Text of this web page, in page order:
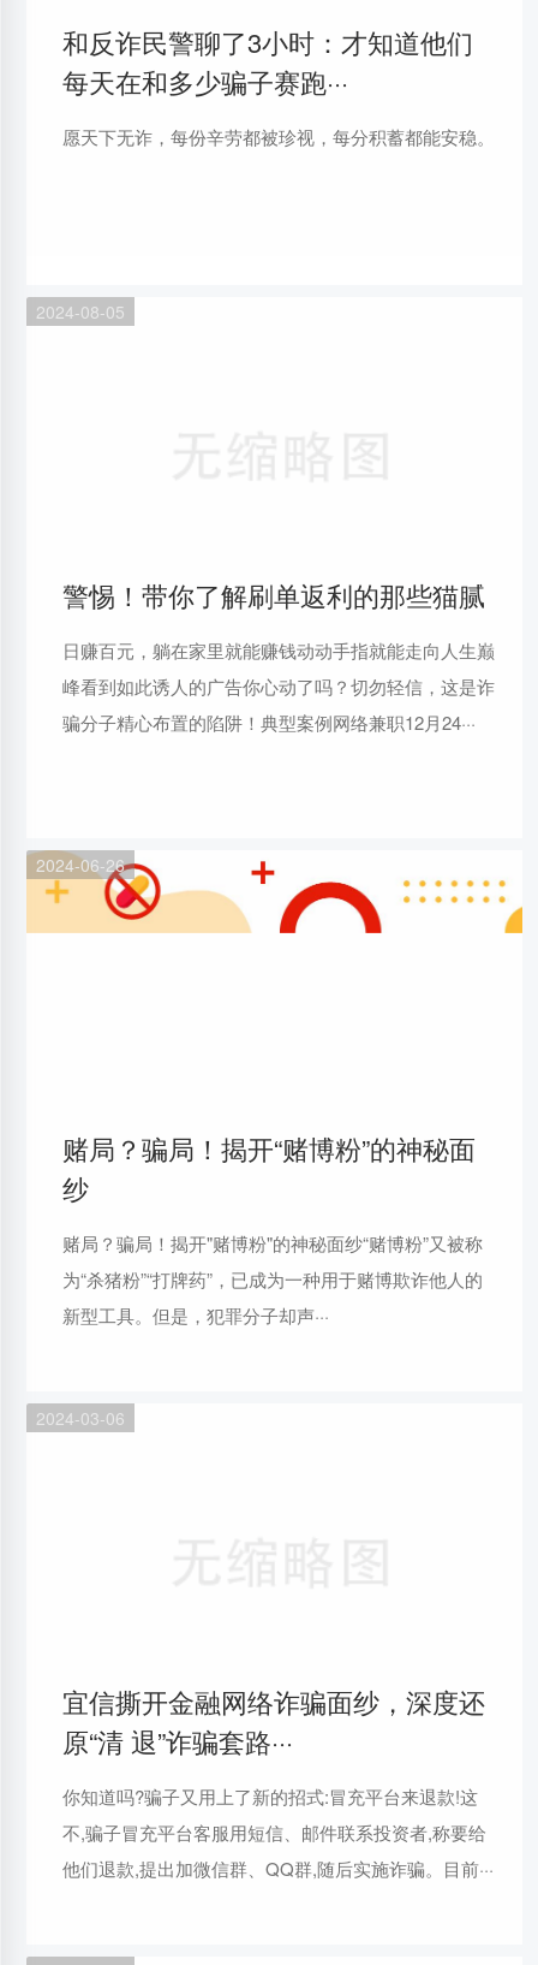
和反诈民警聊了3小时：才知道他们
每天在和多少骗子赛跑···
愿天下无诈，每份辛劳都被珍视，每分积蓄都能安稳。
2024-08-05
警惕！带你了解刷单返利的那些猫腻
日赚百元，躺在家里就能赚钱动动手指就能走向人生巅
峰看到如此诱人的广告你心动了吗？切勿轻信，这是诈
骗分子精心布置的陷阱！典型案例网络兼职12月24···
2024-06-26
赌局？骗局！揭开“赌博粉”的神秘面
纱
赌局？骗局！揭开"赌博粉"的神秘面纱“赌博粉”又被称
为“杀猪粉”“打牌药”，已成为一种用于赌博欺诈他人的
新型工具。但是，犯罪分子却声···
2024-03-06
宜信撕开金融网络诈骗面纱，深度还
原“清 退”诈骗套路···
你知道吗?骗子又用上了新的招式:冒充平台来退款!这
不,骗子冒充平台客服用短信、邮件联系投资者,称要给
他们退款,提出加微信群、QQ群,随后实施诈骗。目前···